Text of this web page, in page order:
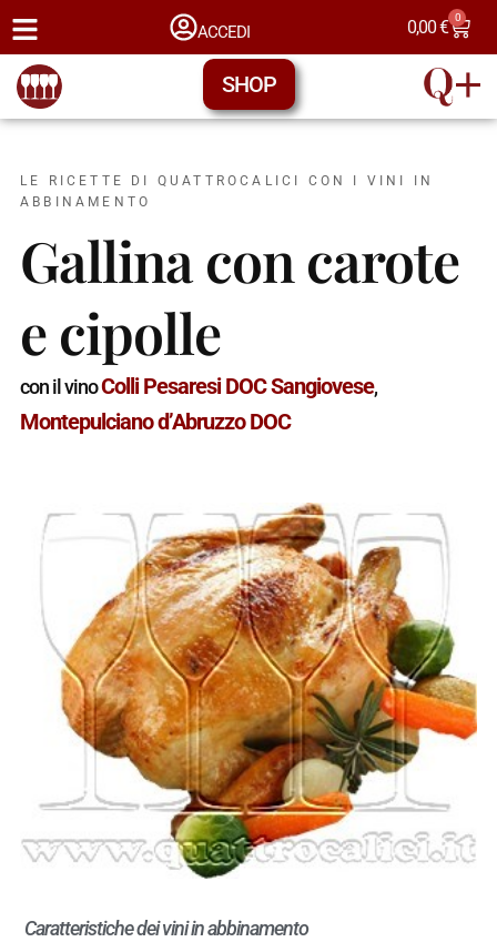
ACCEDI 0,00€ 0
SHOP
LE RICETTE DI QUATTROCALICI CON I VINI IN
ABBINAMENTO
Gallina con carote
e cipolle
con il vinoColli Pesaresi DOC Sangiovese,
Montepulciano d’Abruzzo DOC
Caratteristiche dei vini in abbinamento